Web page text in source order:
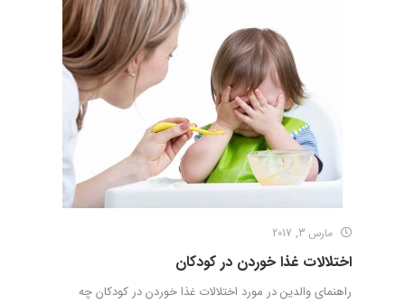
مارس 3, 2017
اختلالات غذا خوردن در کودکان
راهنمای والدین در مورد اختلالات غذا خوردن در کودکان چه